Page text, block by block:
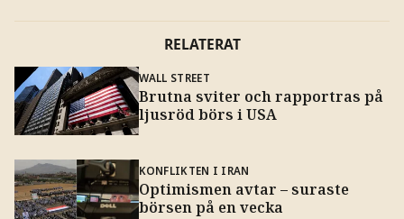
RELATERAT
WALL STREET
Brutna sviter och rapportras på
ljusröd börs i USA
KONFLIKTEN I IRAN
Optimismen avtar – suraste
börsen på en vecka